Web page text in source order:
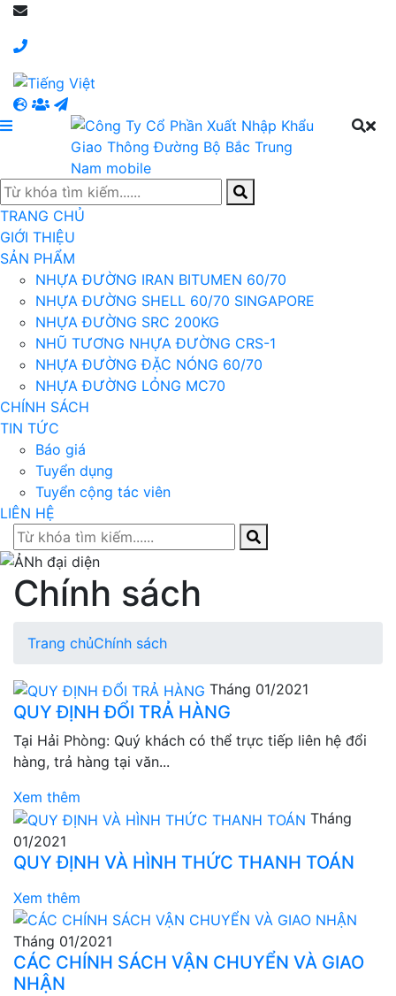
TRANG CHỦ
GIỚI THIỆU
SẢN PHẨM
NHỰA ĐƯỜNG IRAN BITUMEN 60/70
NHỰA ĐƯỜNG SHELL 60/70 SINGAPORE
NHỰA ĐƯỜNG SRC 200KG
NHŨ TƯƠNG NHỰA ĐƯỜNG CRS-1
NHỰA ĐƯỜNG ĐẶC NÓNG 60/70
NHỰA ĐƯỜNG LỎNG MC70
CHÍNH SÁCH
TIN TỨC
Báo giá
Tuyển dụng
Tuyển cộng tác viên
LIÊN HỆ
Chính sách
Trang chủChính sách
Tháng 01/2021
QUY ĐỊNH ĐỔI TRẢ HÀNG
Tại Hải Phòng: Quý khách có thể trực tiếp liên hệ đổi
hàng, trả hàng tại văn...
Xem thêm
Tháng
01/2021
QUY ĐỊNH VÀ HÌNH THỨC THANH TOÁN
Xem thêm
Tháng 01/2021
CÁC CHÍNH SÁCH VẬN CHUYỂN VÀ GIAO
NHẬN